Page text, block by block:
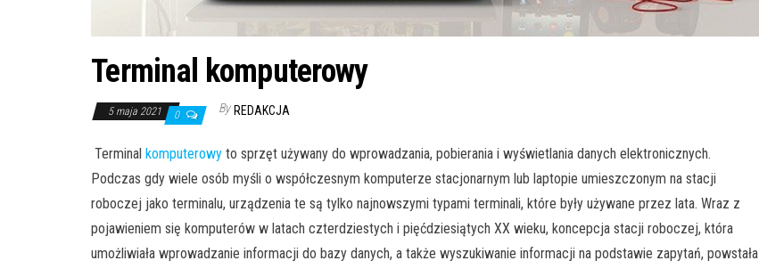
Terminal komputerowy
5 maja 2021 0 By REDAKCJA
Terminal komputerowy to sprzęt używany do wprowadzania, pobierania i wyświetlania danych elektronicznych.
Podczas gdy wiele osób myśli o współczesnym komputerze stacjonarnym lub laptopie umieszczonym na stacji
roboczej jako terminalu, urządzenia te są tylko najnowszymi typami terminali, które były używane przez lata. Wraz z
pojawieniem się komputerów w latach czterdziestych i pięćdziesiątych XX wieku, koncepcja stacji roboczej, która
umożliwiała wprowadzanie informacji do bazy danych, a także wyszukiwanie informacji na podstawie zapytań, powstała